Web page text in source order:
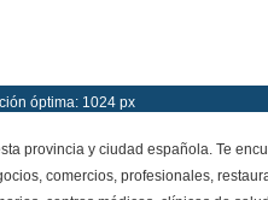
óptima: 1024 px
provincia y ciudad española. Te
comercios, profesionales,